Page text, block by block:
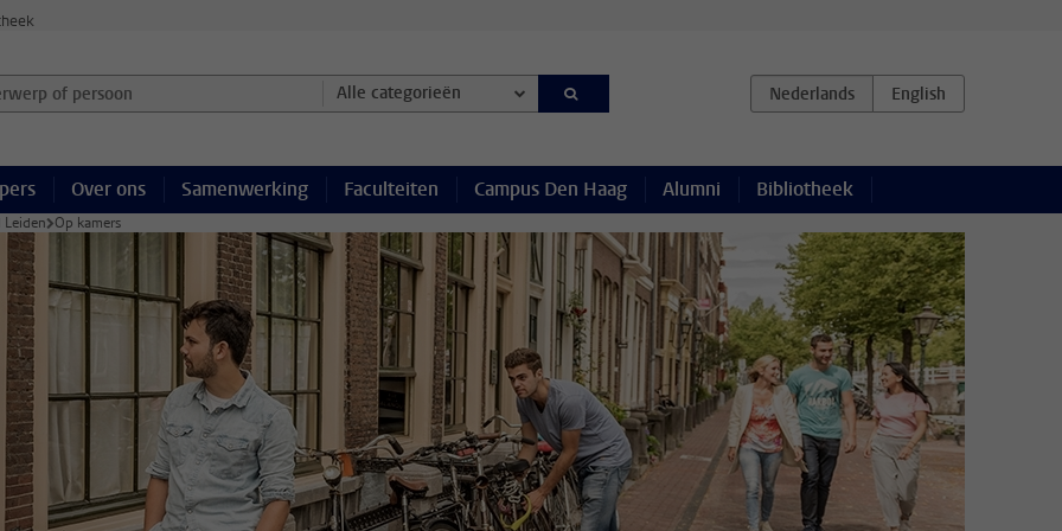
of persoon en selecteer categorie Alle categorieën
Over ons Samenwerking Faculteiten Campus Den Haag Alumni Bibliotheek
Leiden Op kamers